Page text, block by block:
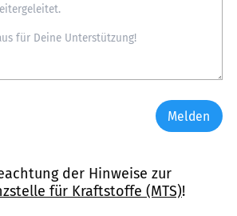
Melden
der Hinweise zur
für Kraftstoffe (MTS)!